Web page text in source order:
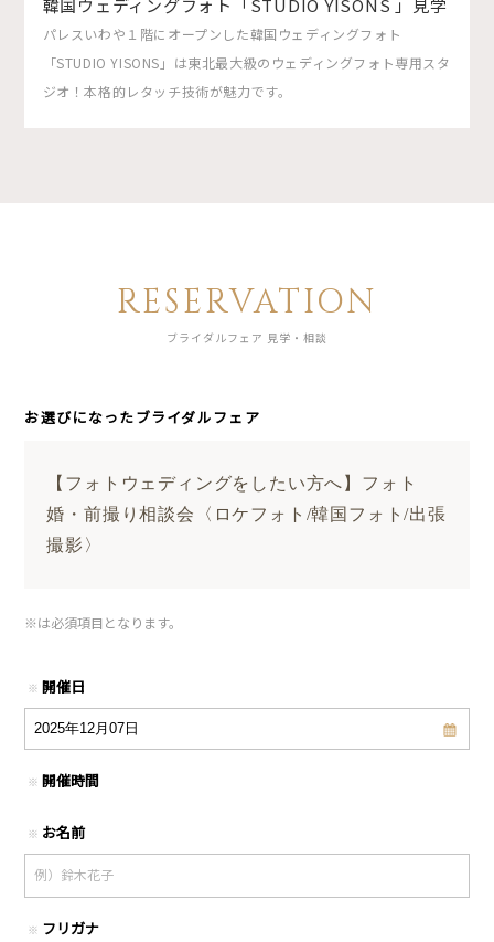
韓国ウェディングフォト「STUDIO YISONS 」見学
パレスいわや１階にオープンした韓国ウェディングフォト
「STUDIO YISONS」は東北最大級のウェディングフォト専用スタ
ジオ！本格的レタッチ技術が魅力です。
RESERVATION
ブライダルフェア 見学・相談
お選びになったブライダルフェア
【フォトウェディングをしたい方へ】フォト
婚・前撮り相談会〈ロケフォト/韓国フォト/出張
撮影〉
※は必須項目となります。
※ 開催日
※ 開催時間
※ お名前
※ フリガナ